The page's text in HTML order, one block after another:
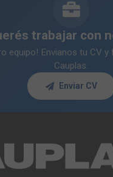
trabajar con
equipo! Envianos tu CV
Cauplas.
Enviar CV